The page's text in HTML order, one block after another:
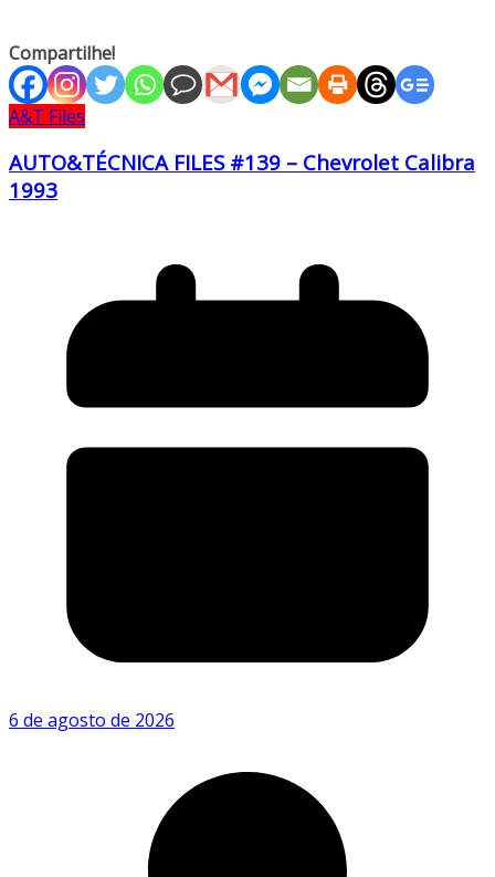
Compartilhe!
A&T Files
AUTO&TÉCNICA FILES #139 – Chevrolet Calibra
1993
6 de agosto de 2026